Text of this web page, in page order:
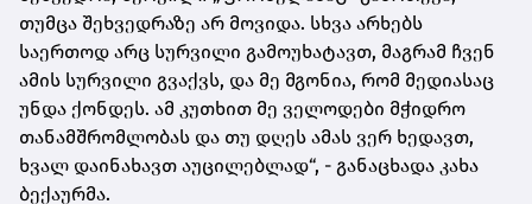
თუმცა შეხვედრაზე არ მოვიდა. სხვა არხებს
საერთოდ არც სურვილი გამოუხატავთ, მაგრამ ჩვენ
ამის სურვილი გვაქვს, და მე მგონია, რომ მედიასაც
უნდა ქონდეს. ამ კუთხით მე ველოდები მჭიდრო
თანამშრომლობას და თუ დღეს ამას ვერ ხედავთ,
ხვალ დაინახავთ აუცილებლად“, - განაცხადა კახა
ბექაურმა.